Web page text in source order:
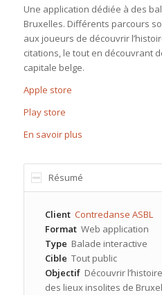
Une application dédiée à des
Bruxelles. Différents parcours
aux joueurs de découvrir
citations, le tout en découvrant
capitale belge.
Apple store
Play store
En savoir plus
Résumé
Client Contredanse ASBL
Format Web application
Type Balade interactive
Cible Tout public
Objectif Découvrir
des lieux insolites de